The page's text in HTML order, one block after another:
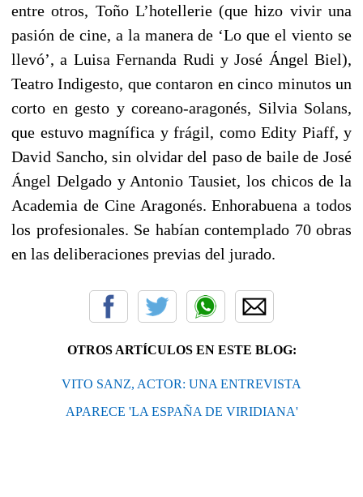
entre otros, Toño L’hotellerie (que hizo vivir una
pasión de cine, a la manera de ‘Lo que el viento se
llevó’, a Luisa Fernanda Rudi y José Ángel Biel),
Teatro Indigesto, que contaron en cinco minutos un
corto en gesto y coreano-aragonés, Silvia Solans,
que estuvo magnífica y frágil, como Edity Piaff, y
David Sancho, sin olvidar del paso de baile de José
Ángel Delgado y Antonio Tausiet, los chicos de la
Academia de Cine Aragonés. Enhorabuena a todos
los profesionales. Se habían contemplado 70 obras
en las deliberaciones previas del jurado.
OTROS ARTÍCULOS EN ESTE BLOG:
VITO SANZ, ACTOR: UNA ENTREVISTA
APARECE 'LA ESPAÑA DE VIRIDIANA'